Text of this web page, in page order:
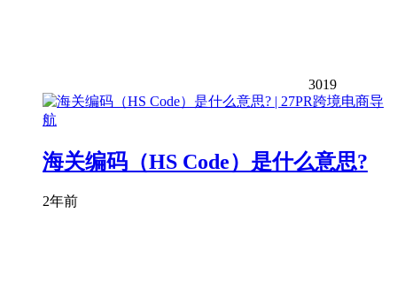
3019
海关编码（HS Code）是什么意思?
2年前